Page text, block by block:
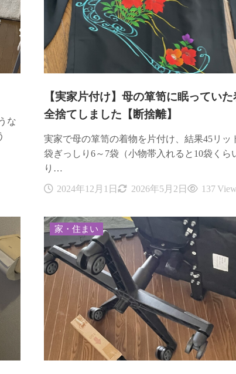
な
【実家片付け】母の箪笥に眠ってい
全捨てしました【断捨離】
実家で母の箪笥の着物を片付け、結果45リッ
袋ぎっしり6～7袋（小物帯入れると10袋くら
り…
2024年12月1日 2026年5月2日 137
家・住まい